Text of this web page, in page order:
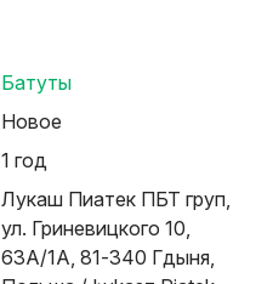
Батуты
Новое
1 год
Лукаш Пиатек ПБТ груп,
ул. Гриневицкого 10,
63А/1А, 81-340 Гдыня,